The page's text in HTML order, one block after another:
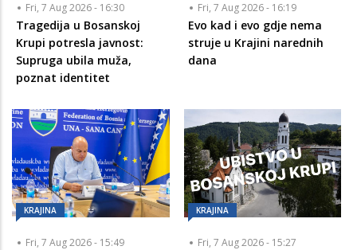
Fri, 7 Aug 2026 - 16:30
Tragedija u Bosanskoj
Krupi potresla javnost:
Supruga ubila muža,
poznat identitet
Fri, 7 Aug 2026 - 16:19
Evo kad i evo gdje nema
struje u Krajini narednih
dana
KRAJINA
Fri, 7 Aug 2026 - 15:49
KRAJINA
Fri, 7 Aug 2026 - 15:27